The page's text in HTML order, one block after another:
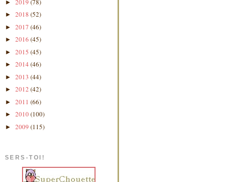
► 2019 (78)
► 2018 (52)
► 2017 (46)
► 2016 (45)
► 2015 (45)
► 2014 (46)
► 2013 (44)
► 2012 (42)
► 2011 (66)
► 2010(100)
► 2009 (115)
SERS-TOI!